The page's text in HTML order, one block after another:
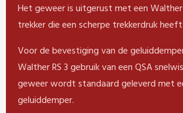
Het geweer is uitgerust met een
trekker die een scherpe trekkerdruk
Voor de bevestiging van de
Walther RS ​​3 gebruik van een QSA
geweer wordt standaard geleverd met
geluiddemper.